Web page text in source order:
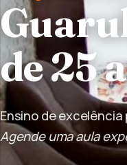
de 25
Ensino de excelência
Agende uma aula